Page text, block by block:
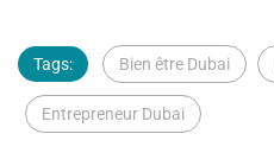
Tags: Bien être Dubai
Entrepreneur Dubai